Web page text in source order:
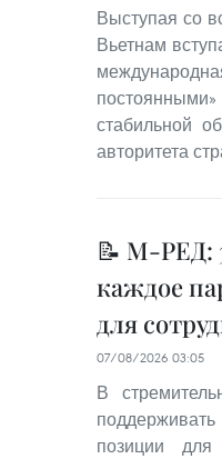
Выступая со
Вьетнам
стабильной
авторитета
📝 М-РЕД:
каждое
для
07/08/2026 03:05
В
позиции